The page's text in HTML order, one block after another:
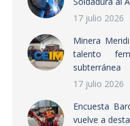
17 julio 2026
Minera
talento
subterránea
17 julio 2026
Encuesta
vuelve a